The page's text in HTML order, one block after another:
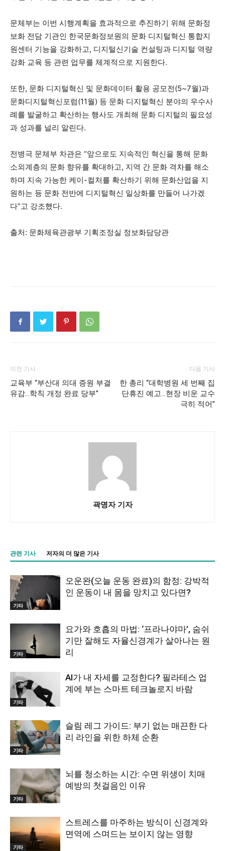
문체부는 이번 시행계획을 효과적으로 추진하기 위해 문화정
보화 전담 기관인 한국문화정보원의 문화 디지털혁신 통합지
원센터 기능을 강화하고, 디지털신기술 컨설팅과 디지털 역량
강화 교육 등 관련 업무를 체계적으로 지원한다.
또한, 문화 디지털혁신 및 문화데이터 활용 공모전(5~7월)과
문화디지털혁신포럼(11월) 등 문화 디지털혁신 분야의 우수사
례를 발굴하고 확산하는 행사도 개최해 문화 디지털의 필요성
과 성과를 널리 알린다.
전병극 문체부 차관은 “앞으로도 지속적인 혁신을 통해 문화
소외계층의 문화 향유를 확대하고, 지역 간 문화 격차를 해소
하며 지속 가능한 케이-컬처를 확산하기 위해 문화산업을 지
원하는 등 문화 전반에 디지털혁신 일상화를 만들어 나가겠
다”고 강조했다.
출처: 문화체육관광부 기획조정실 정보화담당관
이전 기사
교육부 “부산대 의대 증원 부결
유감…학칙 개정 완료 당부”
다음 기사
한 총리 “대학병원 세 번째 집
단휴진 예고…현장 비운 교수
극히 적어”
곽명자 기자
관련 기사 저자의 더 많은 기사
기타
오운완(오늘 운동 완료)의 함정: 강박적
인 운동이 내 몸을 망치고 있다면?
기타
요가와 호흡의 마법: ‘프라나야마’, 숨쉬
기만 잘해도 자율신경계가 살아나는 원
리
기타
AI가 내 자세를 교정한다? 필라테스 업
계에 부는 스마트 테크놀로지 바람
기타
슬림 레그 가이드: 부기 없는 매끈한 다
리 라인을 위한 하체 순환
기타
뇌를 청소하는 시간: 수면 위생이 치매
예방의 첫걸음인 이유
기타
스트레스를 마주하는 방식이 신경계와
면역에 스며드는 보이지 않는 영향